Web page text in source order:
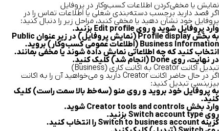
نمایش یا مخفی‌کردن اطلاعات کسب‌وکار در پروفایل
اگر قصد دارید برچسب دسته‌بندی شغلی یا اطلاعات تماس را در
پروفایل خود نشان دهید یا مخفی کنید، مراحل زیر را دنبال کنید:
وارد پروفایل شوید و روی Edit profile بزنید.
به بخش Profile display (نمایش پروفایل) در زیر عنوان Public
Business Information (اطلاعات عمومی کسب‌وکار) بروید.
انتخاب کنید که چه اطلاعاتی نمایش داده شوند یا مخفی بمانند.
در نهایت، روی Done (انجام شد) کلیک کنید.
تبدیل اکانت Creator به اکانت کاری (Business)
اگر در حال حاضر اکانت Creator دارید و می‌خواهید آن را به اکانت
بیزینسی تبدیل کنید:
به پروفایل خود بروید و روی منو (سه‌خط بالا سمت راست) کلیک
کنید.
وارد بخش Creator tools and controls شوید.
روی Switch account type بزنید.
گزینه Switch to business account را انتخاب کنید.